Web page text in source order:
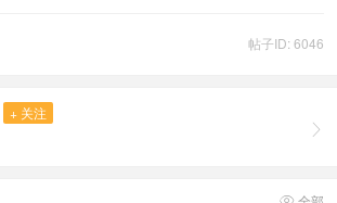
帖子ID: 6046

+ 关注